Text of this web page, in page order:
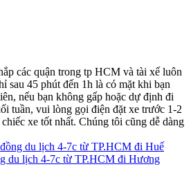
các quận trong tp HCM và tài xế luôn
sau 45 phút đến 1h là có mặt khi bạn
nếu bạn không gấp hoặc dự định đi
tuần, vui lòng gọi điện đặt xe trước 1-2
xe tốt nhất. Chúng tôi cũng dễ dàng
du lịch 4-7c từ TP.HCM đi Huế
du lịch 4-7c từ TP.HCM đi Hương